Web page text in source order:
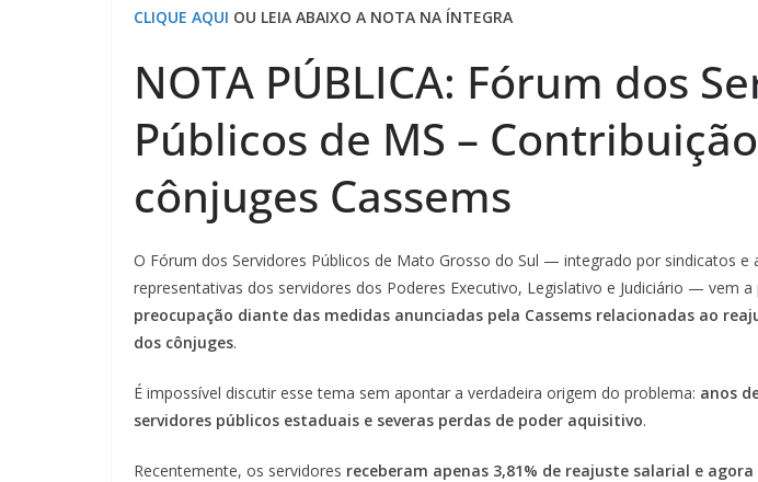
CLIQUE AQUI OU LEIA ABAIXO A NOTA NA ÍNTEGRA
NOTA PÚBLICA: Fórum dos
Públicos de MS –
cônjuges Cassems
O Fórum dos Servidores Públicos de Mato Grosso do Sul — integrado por sindicatos e
representativas dos servidores dos Poderes Executivo, Legislativo e Judiciário — vem a
preocupação diante das medidas anunciadas pela Cassems relacionadas ao
dos cônjuges.
É impossível discutir esse tema sem apontar a verdadeira origem do problema: anos
servidores públicos estaduais e severas perdas de poder aquisitivo.
Recentemente, os servidores receberam apenas 3,81% de reajuste salarial e